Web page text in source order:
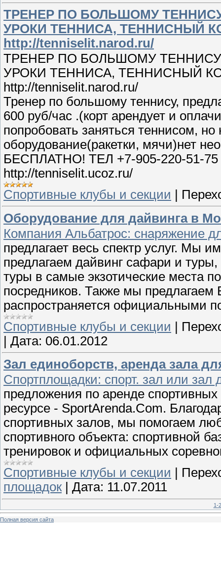
ТРЕНЕР ПО БОЛЬШОМУ
УРОКИ ТЕННИСА, ТЕННИСНЫЙ
http://tenniselit.narod.ru/
ТРЕНЕР ПО БОЛЬШОМУ
УРОКИ ТЕННИСА, ТЕННИСНЫЙ
http://tenniselit.narod.ru/
Тренер по большому теннису,
600 руб/час .(корт арендует и
попробовать заняться теннисом, но
оборудование(ракетки, мячи)нет
БЕСПЛАТНО! ТЕЛ +7-905-220-51-75
http://tenniselit.ucoz.ru/
Спортивные клубы и секции
Оборудование для дайвинга в
Компания Альбатрос: снаряжение
предлагает весь спектр услуг. Мы
предлагаем дайвинг сафари и
туры в самые экзотические места
посредников. Также мы предлагаем
распространяется официальными
Спортивные клубы и секции |
| Дата: 06.01.2012
Зал единоборств, аренда зала
Спортплощадки: спорт. зал или зал
предложения по аренде
ресурсе - SportArenda.Com.
спортивных залов, мы помогаем
спортивного объекта: спортивной
тренировок и официальных
Спортивные клубы и секции
площадок
Дата: 11.07.2011
1-
Полная версия сайта